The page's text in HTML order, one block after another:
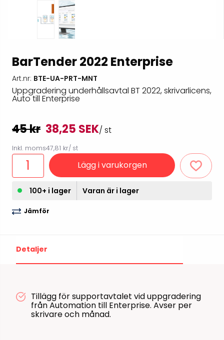
BarTender 2022 Enterprise
Art.nr: BTE-UA-PRT-MNT
Uppgradering underhållsavtal BT 2022, skrivarlicens,
Auto till Enterprise
45 kr 38,25 SEK/ st
Inkl. moms47,81 kr/ st
Lägg i varukorgen
100+ i lager Varan är i lager
Jämför
Detaljer
Tillägg för supportavtalet vid uppgradering
från Automation till Enterprise. Avser per
skrivare och månad.